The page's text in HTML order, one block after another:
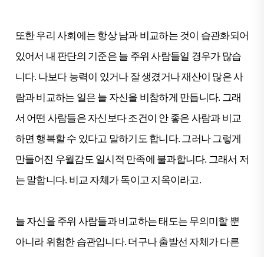
또한 우리 사회에는 항상 남과 비교하는 것이 습관화되어
있어서 내 판단의 기준은 늘 주위 사람들일 경우가 많습
니다. 나보다 능력이 있거나 잘 생겼거나 재산이 많은 사
람과 비교하는 일은 늘 자신을 비참하게 만듭니다. 그래
서 어떤 사람들은 자신보다 조건이 안 좋은 사람과 비교
하면 행복할 수 있다고 말하기도 합니다. 그러나 그렇게
만들어진 우월감도 일시적 만족에 불과합니다. 그래서 저
는 말합니다. 비교 자체가 독이고 지옥이라고.
늘 자신을 주위 사람들과 비교하는 태도는 무의미할 뿐
아니라 위험한 습관입니다. 더구나 출발선 자체가 다른